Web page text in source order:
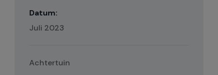
Datum:
Juli 2023
Achtertuin